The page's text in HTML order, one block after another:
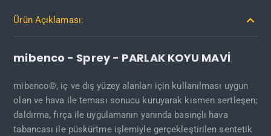
Ürün Açıklaması:
mibenco - Sprey - PARLAK KOYU MAVİ
mibenco©, iç ve dış yüzey alanları için kullanılması uygun
olan ve hava ile teması sonucu kuruyarak kısmen sertleşen;
daldırma, fırça ile uygulamanın yanında basınçlı hava
tabancası ile püskürtme işlemiyle gerçekleştirilen sentetik